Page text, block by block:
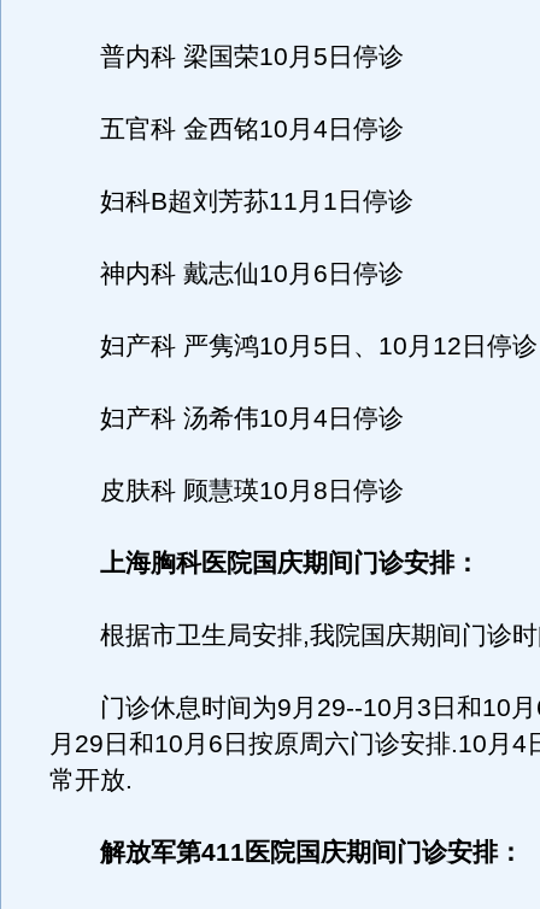
普内科 梁国荣10月5日停诊
五官科 金西铭10月4日停诊
妇科B超刘芳荪11月1日停诊
神内科 戴志仙10月6日停诊
妇产科 严隽鸿10月5日、10月12日停诊
妇产科 汤希伟10月4日停诊
皮肤科 顾慧瑛10月8日停诊
上海胸科医院国庆期间门诊安排：
根据市卫生局安排,我院国庆期间门诊时
门诊休息时间为9月29--10月3日和10月
月29日和10月6日按原周六门诊安排.10月4
常开放.
解放军第411医院国庆期间门诊安排：